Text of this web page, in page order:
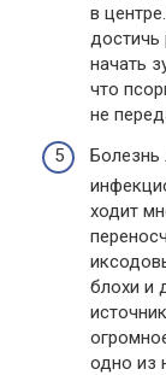
в
достичь
начать
что
не
Болезнь
ходит
блохи и
одно из